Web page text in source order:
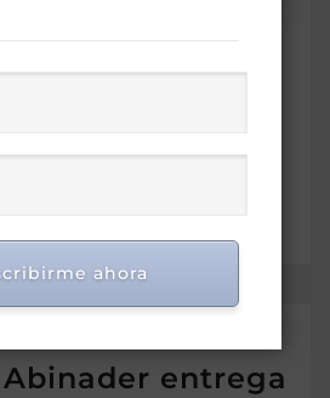
Política Social
de tierra por
de casas
entrega
ahora